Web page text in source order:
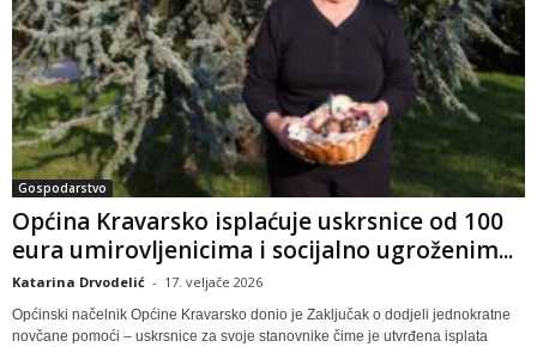
Gospodarstvo
Općina Kravarsko isplaćuje uskrsnice od 100
eura umirovljenicima i socijalno ugroženim...
Katarina Drvodelić - 17. veljače 2026
Općinski načelnik Općine Kravarsko donio je Zaključak o dodjeli jednokratne
novčane pomoći – uskrsnice za svoje stanovnike čime je utvrđena isplata